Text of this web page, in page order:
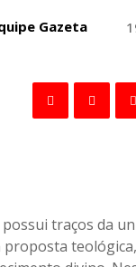
Gazeta
traços da